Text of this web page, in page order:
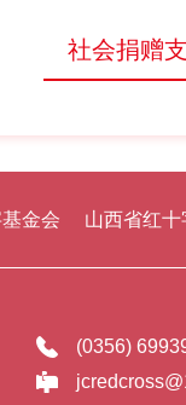
社会捐赠
金会 山西省红十
(0356)